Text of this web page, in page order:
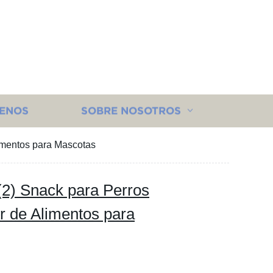
SOBRE NOSOTROS
para Mascotas
Snack para Perros
de Alimentos para